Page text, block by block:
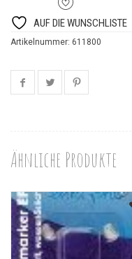
AUF DIE WUNSCHLISTE
Artikelnummer: 611800
Ähnliche Produkte